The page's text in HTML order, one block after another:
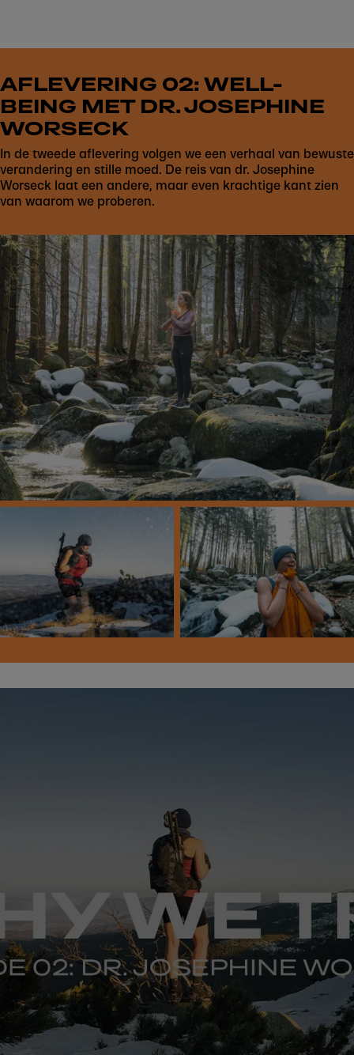
AFLEVERING 02: WELL-
BEING MET DR. JOSEPHINE
WORSECK
In de tweede aflevering volgen we een verhaal van bewuste
verandering en stille moed. De reis van dr. Josephine
Worseck laat een andere, maar even krachtige kant zien
van waarom we proberen.